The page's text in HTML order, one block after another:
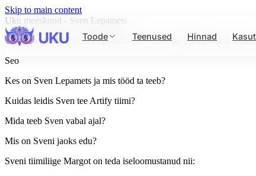
Skip to main content
Toode Teenused Hinnad
Uku meeskond - Sven Lepamets
Tarkvara arhitekt Sven Lepamets on Uku kõige pikaajalisem
Seo
Kes on Sven Lepamets ja mis tööd ta teeb?
Kuidas leidis Sven tee Artify tiimi?
Mida teeb Sven vabal ajal?
Mis on Sveni jaoks edu?
Sveni tiimiliige Margot on teda iseloomustanud nii: